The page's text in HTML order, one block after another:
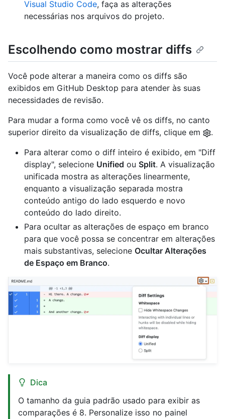
Visual Studio Code, faça as alterações
necessárias nos arquivos do projeto.
Escolhendo como mostrar diffs
Você pode alterar a maneira como os diffs são
exibidos em GitHub Desktop para atender às suas
necessidades de revisão.
Para mudar a forma como você vê os diffs, no canto
superior direito da visualização de diffs, clique em
.
Para alterar como o diff inteiro é exibido, em "Diff
display", selecione Unified ou Split. A visualização
unificada mostra as alterações linearmente,
enquanto a visualização separada mostra
conteúdo antigo do lado esquerdo e novo
conteúdo do lado direito.
Para ocultar as alterações de espaço em branco
para que você possa se concentrar em alterações
mais substantivas, selecione Ocultar Alterações
de Espaço em Branco.
Dica
O tamanho da guia padrão usado para exibir as
comparações é 8. Personalize isso no painel